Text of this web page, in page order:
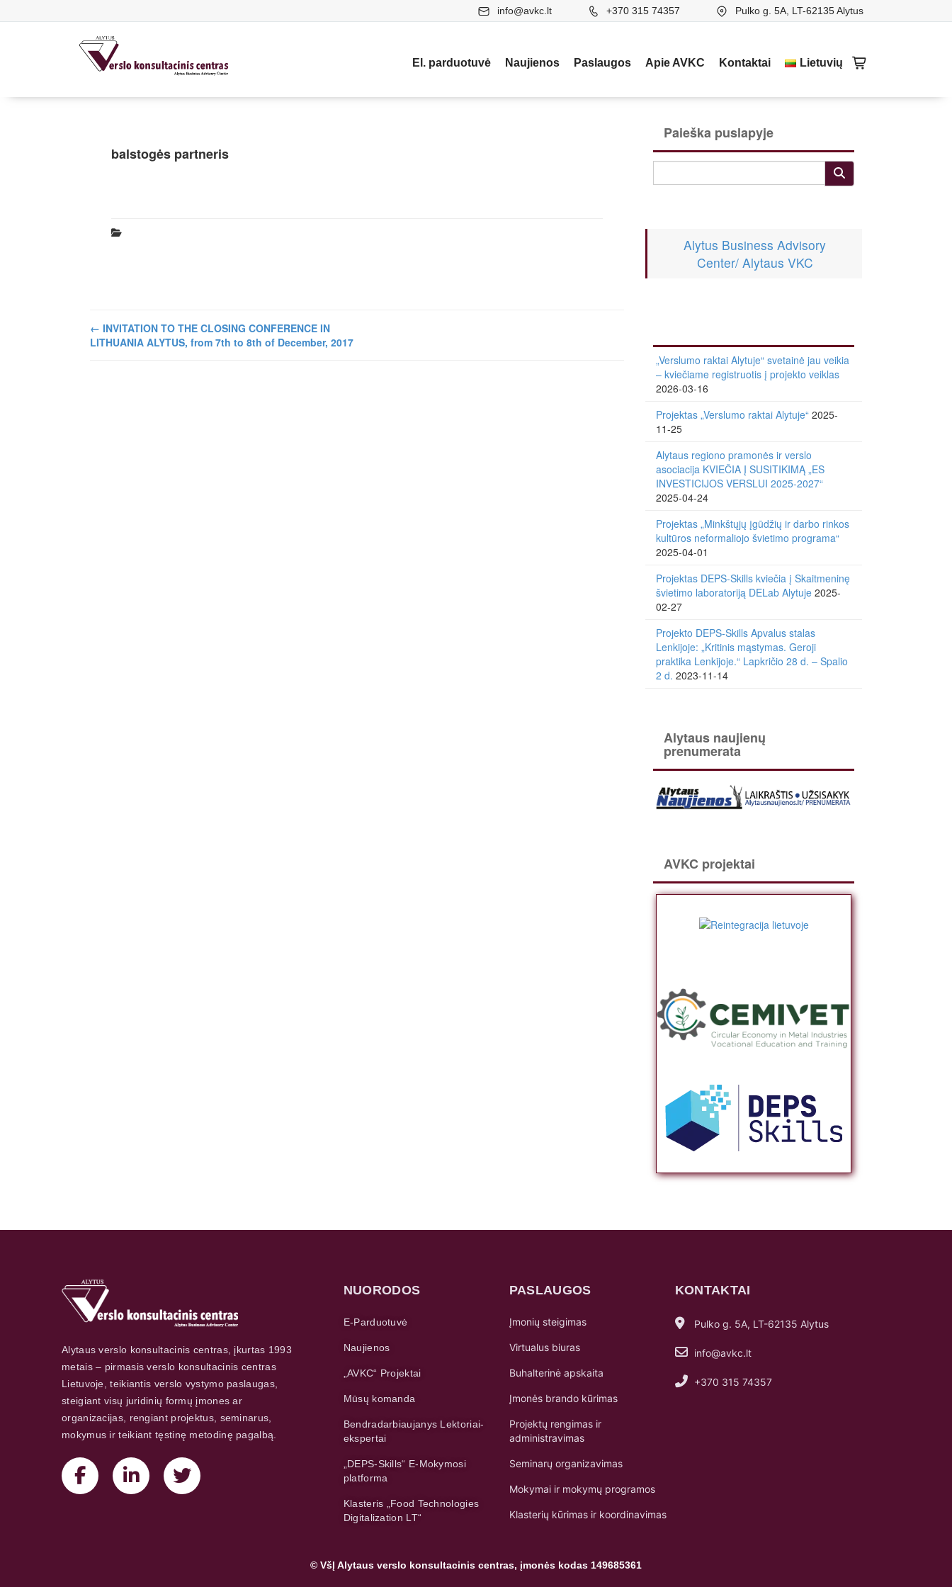
info@avkc.lt +370 315 74357 Pulko g. 5A, LT-62135 Alytus
El. parduotuvė Naujienos Paslaugos Apie AVKC Kontaktai Lietuvių
balstogės partneris
← INVITATION TO THE CLOSING CONFERENCE IN
LITHUANIA ALYTUS, from 7th to 8th of December, 2017
Paieška puslapyje
Alytus Business Advisory
Center/ Alytaus VKC
„Verslumo raktai Alytuje“ svetainė jau veikia
– kviečiame registruotis į projekto veiklas
2026-03-16
Projektas „Verslumo raktai Alytuje“ 2025-
11-25
Alytaus regiono pramonės ir verslo
asociacija KVIEČIA Į SUSITIKIMĄ „ES
INVESTICIJOS VERSLUI 2025-2027“
2025-04-24
Projektas „Minkštųjų įgūdžių ir darbo rinkos
kultūros neformaliojo švietimo programa“
2025-04-01
Projektas DEPS-Skills kviečia į Skaitmeninę
švietimo laboratoriją DELab Alytuje 2025-
02-27
Projekto DEPS-Skills Apvalus stalas
Lenkijoje: „Kritinis mąstymas. Geroji
praktika Lenkijoje.“ Lapkričio 28 d. – Spalio
2 d. 2023-11-14
Alytaus naujienų
prenumerata
AVKC projektai
Alytaus verslo konsultacinis centras, įkurtas 1993
metais – pirmasis verslo konsultacinis centras
Lietuvoje, teikiantis verslo vystymo paslaugas,
steigiant visų juridinių formų įmones ar
organizacijas, rengiant projektus, seminarus,
mokymus ir teikiant tęstinę metodinę pagalbą.
NUORODOS
E-Parduotuvė
Naujienos
„AVKC“ Projektai
Mūsų komanda
Bendradarbiaujanys Lektoriai-
ekspertai
„DEPS-Skills“ E-Mokymosi
platforma
Klasteris „Food Technologies
Digitalization LT“
PASLAUGOS
Įmonių steigimas
Virtualus biuras
Buhalterinė apskaita
Įmonės brando kūrimas
Projektų rengimas ir
administravimas
Seminarų organizavimas
Mokymai ir mokymų programos
Klasterių kūrimas ir koordinavimas
KONTAKTAI
Pulko g. 5A, LT-62135 Alytus
info@avkc.lt
+370 315 74357
© VšĮ Alytaus verslo konsultacinis centras, įmonės kodas 149685361